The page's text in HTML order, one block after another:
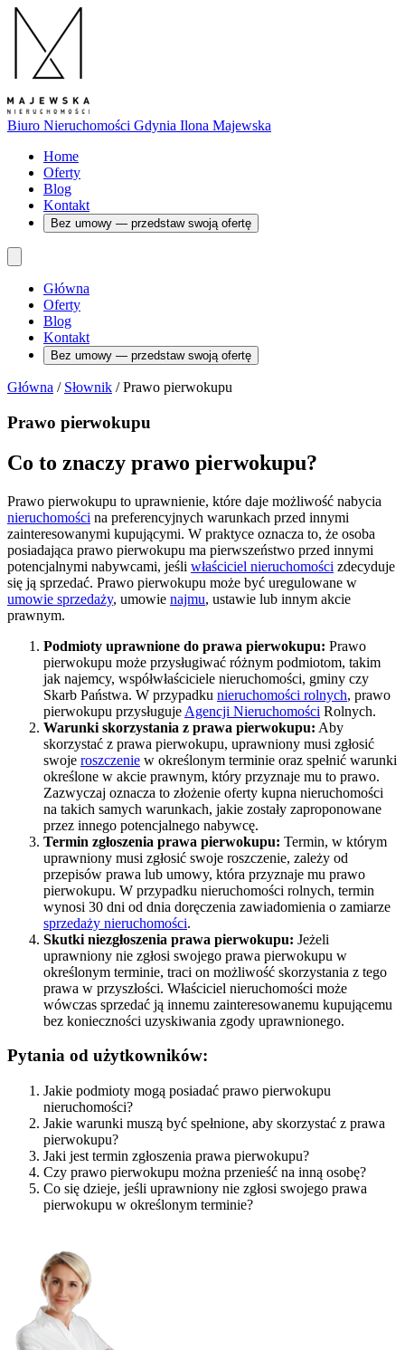
Biuro Nieruchomości Gdynia Ilona Majewska
Home
Oferty
Blog
Kontakt
Bez umowy — przedstaw swoją ofertę
Główna
Oferty
Blog
Kontakt
Bez umowy — przedstaw swoją ofertę
Główna / Słownik / Prawo pierwokupu
Prawo pierwokupu
Co to znaczy prawo pierwokupu?
Prawo pierwokupu to uprawnienie, które daje możliwość nabycia
nieruchomości na preferencyjnych warunkach przed innymi
zainteresowanymi kupującymi. W praktyce oznacza to, że osoba
posiadająca prawo pierwokupu ma pierwszeństwo przed innymi
potencjalnymi nabywcami, jeśli właściciel nieruchomości zdecyduje
się ją sprzedać. Prawo pierwokupu może być uregulowane w
umowie sprzedaży, umowie najmu, ustawie lub innym akcie
prawnym.
Podmioty uprawnione do prawa pierwokupu: Prawo
pierwokupu może przysługiwać różnym podmiotom, takim
jak najemcy, współwłaściciele nieruchomości, gminy czy
Skarb Państwa. W przypadku nieruchomości rolnych, prawo
pierwokupu przysługuje Agencji Nieruchomości Rolnych.
Warunki skorzystania z prawa pierwokupu: Aby
skorzystać z prawa pierwokupu, uprawniony musi zgłosić
swoje roszczenie w określonym terminie oraz spełnić warunki
określone w akcie prawnym, który przyznaje mu to prawo.
Zazwyczaj oznacza to złożenie oferty kupna nieruchomości
na takich samych warunkach, jakie zostały zaproponowane
przez innego potencjalnego nabywcę.
Termin zgłoszenia prawa pierwokupu: Termin, w którym
uprawniony musi zgłosić swoje roszczenie, zależy od
przepisów prawa lub umowy, która przyznaje mu prawo
pierwokupu. W przypadku nieruchomości rolnych, termin
wynosi 30 dni od dnia doręczenia zawiadomienia o zamiarze
sprzedaży nieruchomości.
Skutki niezgłoszenia prawa pierwokupu: Jeżeli
uprawniony nie zgłosi swojego prawa pierwokupu w
określonym terminie, traci on możliwość skorzystania z tego
prawa w przyszłości. Właściciel nieruchomości może
wówczas sprzedać ją innemu zainteresowanemu kupującemu
bez konieczności uzyskiwania zgody uprawnionego.
Pytania od użytkowników:
Jakie podmioty mogą posiadać prawo pierwokupu
nieruchomości?
Jakie warunki muszą być spełnione, aby skorzystać z prawa
pierwokupu?
Jaki jest termin zgłoszenia prawa pierwokupu?
Czy prawo pierwokupu można przenieść na inną osobę?
Co się dzieje, jeśli uprawniony nie zgłosi swojego prawa
pierwokupu w określonym terminie?